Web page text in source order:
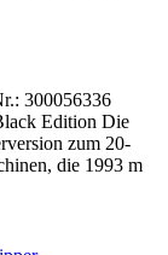
300056336
Edition Die
zum 20-
die 1993 m